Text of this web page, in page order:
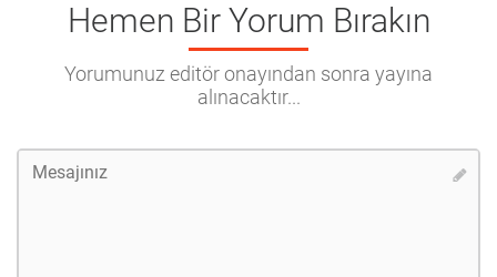
Hemen Bir Yorum Bırakın
Yorumunuz editör onayından sonra yayına
alınacaktır...